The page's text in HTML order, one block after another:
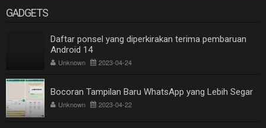
GADGETS
Daftar ponsel yang diperkirakan terima pembaruan
Android 14
Unknown 2023-04-24
Bocoran Tampilan Baru WhatsApp yang Lebih Segar
Unknown 2023-04-22